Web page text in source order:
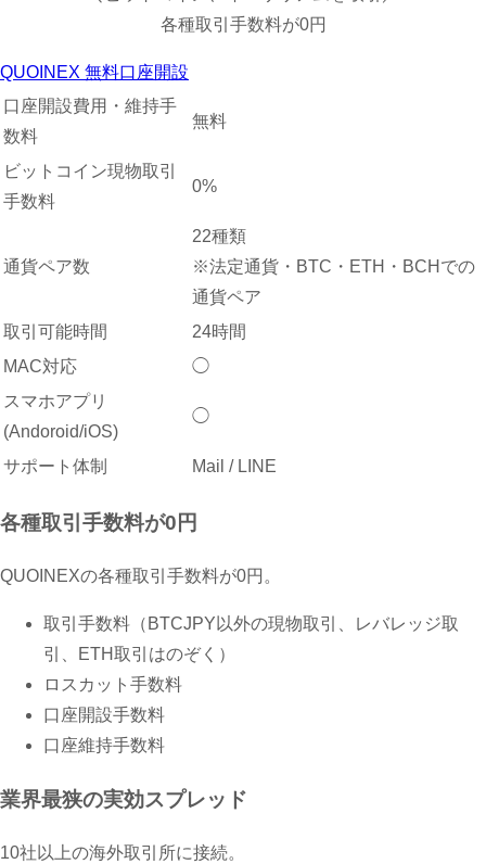
各種取引手数料が0円
QUOINEX 無料口座開設
口座開設費用・維持手
数料
無料
ビットコイン現物取引
手数料
0%
通貨ペア数
22種類
※法定通貨・BTC・ETH・BCHでの
通貨ペア
取引可能時間
24時間
MAC対応
◯
スマホアプリ
(Andoroid/iOS)
◯
サポート体制 Mail / LINE
各種取引手数料が0円
QUOINEXの各種取引手数料が0円。
取引手数料（BTCJPY以外の現物取引、レバレッジ取
引、ETH取引はのぞく）
ロスカット手数料
口座開設手数料
口座維持手数料
業界最狭の実効スプレッド
10社以上の海外取引所に接続。